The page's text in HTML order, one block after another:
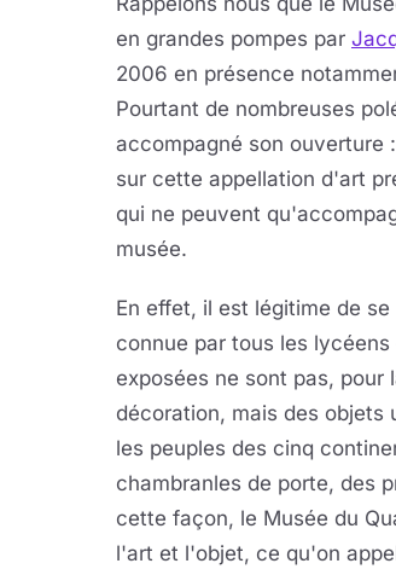
en grandes pompes par
2006 en présence
Pourtant de nombreuses
accompagné son ouverture
sur cette appellation d'art
qui ne peuvent
musée.
En effet, il est légitime de
connue par tous les
exposées ne sont pas,
décoration, mais des objets
les peuples des cinq
chambranles de porte, des
cette façon, le Musée du
l'art et l'objet, ce qu'on